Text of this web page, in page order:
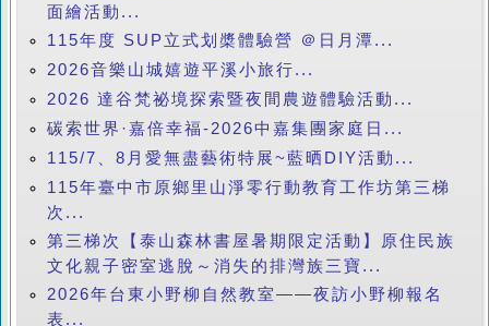
面繪活動...
115年度 SUP立式划槳體驗營 ＠日月潭...
2026音樂山城嬉遊平溪小旅行...
2026 達谷梵祕境探索暨夜間農遊體驗活動...
碳索世界·嘉倍幸福-2026中嘉集團家庭日...
115/7、8月愛無盡藝術特展~藍晒DIY活動...
115年臺中市原鄉里山淨零行動教育工作坊第三梯
次...
第三梯次【泰山森林書屋暑期限定活動】原住民族
文化親子密室逃脫～消失的排灣族三寶...
2026年台東小野柳自然教室——夜訪小野柳報名
表...